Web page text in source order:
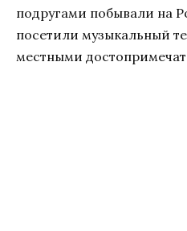
подругами побывали на
посетили музыкальный
местными